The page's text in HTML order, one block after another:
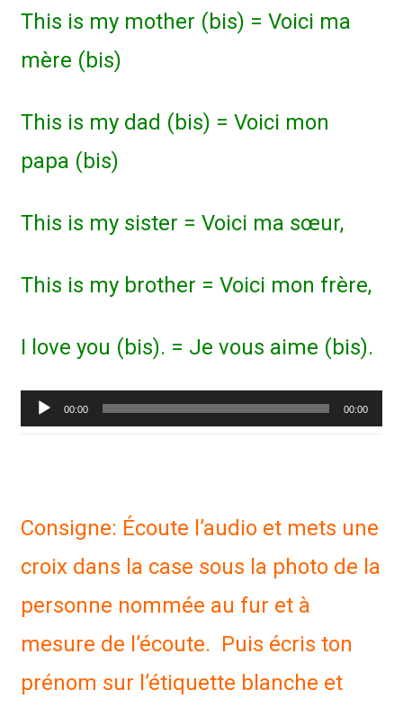
This is my mother (bis) = Voici ma
mère (bis)
This is my dad (bis) = Voici mon
papa (bis)
This is my sister = Voici ma sœur,
This is my brother = Voici mon frère,
I love you (bis). = Je vous aime (bis).
Lecteur
audio
00:00 00:00
Consigne: Écoute l’audio et mets une
croix dans la case sous la photo de la
personne nommée au fur et à
mesure de l’écoute. Puis écris ton
prénom sur l’étiquette blanche et